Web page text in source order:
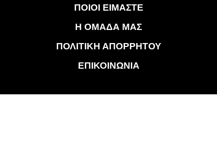
ΠΟΙΟΙ ΕΙΜΑΣΤΕ
Η ΟΜΑΔΑ ΜΑΣ
ΠΟΛΙΤΙΚΗ ΑΠΟΡΡΗΤΟΥ
ΕΠΙΚΟΙΝΩΝΙΑ